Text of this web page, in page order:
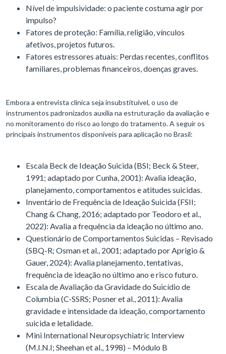
Nível de impulsividade: o paciente costuma agir por
impulso?
Fatores de proteção: Família, religião, vínculos
afetivos, projetos futuros.
Fatores estressores atuais: Perdas recentes, conflitos
familiares, problemas financeiros, doenças graves.
Embora a entrevista clínica seja insubstituível, o uso de
instrumentos padronizados auxilia na estruturação da avaliação e
no monitoramento do risco ao longo do tratamento. A seguir os
principais instrumentos disponíveis para aplicação no Brasil:
Escala Beck de Ideação Suicida (BSI; Beck & Steer,
1991; adaptado por Cunha, 2001): Avalia ideação,
planejamento, comportamentos e atitudes suicidas.
Inventário de Frequência de Ideação Suicida (FSII;
Chang & Chang, 2016; adaptado por Teodoro et al.,
2022): Avalia a frequência da ideação no último ano.
Questionário de Comportamentos Suicidas – Revisado
(SBQ-R; Osman et al., 2001; adaptado por Aprigio &
Gauer, 2024): Avalia planejamento, tentativas,
frequência de ideação no último ano e risco futuro.
Escala de Avaliação da Gravidade do Suicídio de
Columbia (C-SSRS; Posner et al., 2011): Avalia
gravidade e intensidade da ideação, comportamento
suicida e letalidade.
Mini International Neuropsychiatric Interview
(M.I.N.I; Sheehan et al., 1998) – Módulo B